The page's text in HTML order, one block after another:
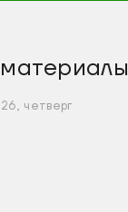
четверг